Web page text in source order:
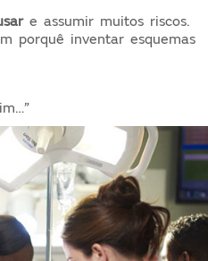
e assumir muitos riscos.
porquê inventar esquemas